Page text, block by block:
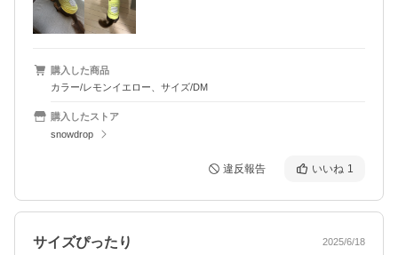
購入した商品
カラー/レモンイエロー、サイズ/DM
購入したストア
snowdrop
違反報告 いいね 1
サイズぴったり 2025/6/18